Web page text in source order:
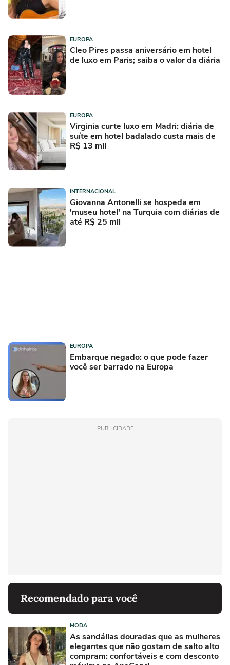
EUROPA
Cleo Pires passa aniversário em hotel
de luxo em Paris; saiba o valor da diária
EUROPA
Virginia curte luxo em Madri: diária de
suíte em hotel badalado custa mais de
R$ 13 mil
INTERNACIONAL
Giovanna Antonelli se hospeda em
'museu hotel' na Turquia com diárias de
até R$ 25 mil
EUROPA
Embarque negado: o que pode fazer
você ser barrado na Europa
PUBLICIDADE
Recomendado para você
MODA
As sandálias douradas que as mulheres
elegantes que não gostam de salto alto
compram: confortáveis e com desconto